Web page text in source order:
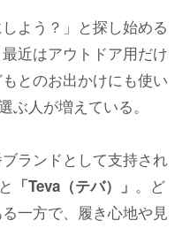
よう？」と探し始める
近はアウトドア用だけ
とのお出かけにも使い
人が増えている。
ランドとして支持され
と 「Teva（テバ）」 。ど
一方で、履き心地や見